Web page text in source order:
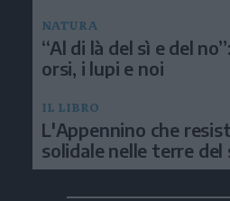
NATURA
“Al di là del sì e del
orsi, i lupi e noi
IL LIBRO
L'Appennino che
solidale nelle terre del